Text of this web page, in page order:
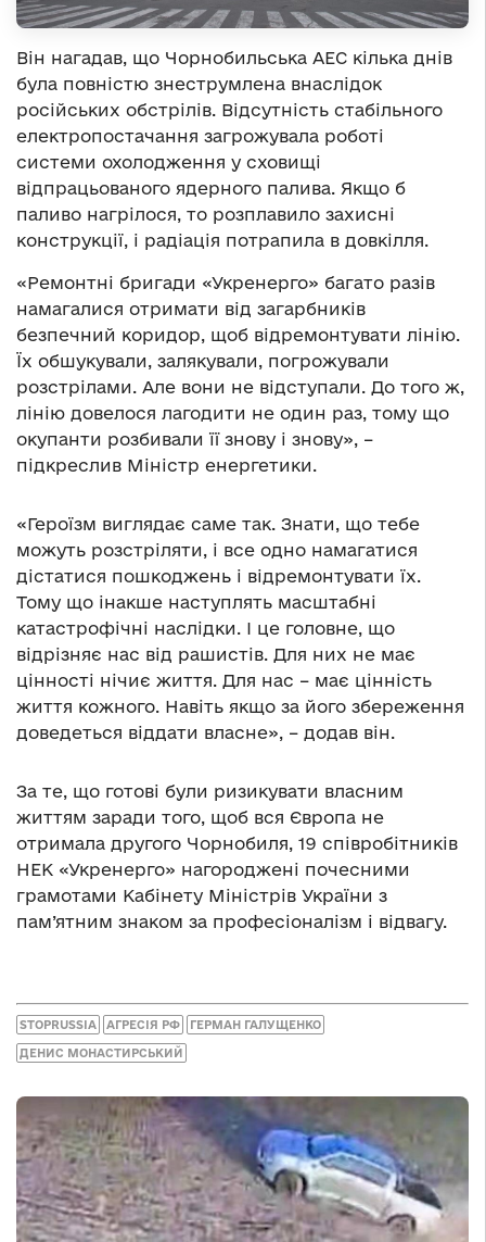
Він нагадав, що Чорнобильська АЕС кілька днів
була повністю знеструмлена внаслідок
російських обстрілів. Відсутність стабільного
електропостачання загрожувала роботі
системи охолодження у сховищі
відпрацьованого ядерного палива. Якщо б
паливо нагрілося, то розплавило захисні
конструкції, і радіація потрапила в довкілля.
«Ремонтні бригади «Укренерго» багато разів
намагалися отримати від загарбників
безпечний коридор, щоб відремонтувати лінію.
Їх обшукували, залякували, погрожували
розстрілами. Але вони не відступали. До того ж,
лінію довелося лагодити не один раз, тому що
окупанти розбивали її знову і знову», –
підкреслив Міністр енергетики.
«Героїзм виглядає саме так. Знати, що тебе
можуть розстріляти, і все одно намагатися
дістатися пошкоджень і відремонтувати їх.
Тому що інакше наступлять масштабні
катастрофічні наслідки. І це головне, що
відрізняє нас від рашистів. Для них не має
цінності нічиє життя. Для нас – має цінність
життя кожного. Навіть якщо за його збереження
доведеться віддати власне», – додав він.
За те, що готові були ризикувати власним
життям заради того, щоб вся Європа не
отримала другого Чорнобиля, 19 співробітників
НЕК «Укренерго» нагороджені почесними
грамотами Кабінету Міністрів України з
пам’ятним знаком за професіоналізм і відвагу.
STOPRUSSIA АГРЕСІЯ РФ ГЕРМАН ГАЛУЩЕНКО
ДЕНИС МОНАСТИРСЬКИЙ